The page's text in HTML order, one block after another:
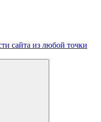
сайта из любой точки